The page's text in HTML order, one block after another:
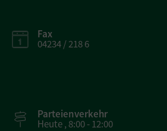
Fax
04234 / 218 6
Parteienverkehr
Heute , 8:00 - 12:00